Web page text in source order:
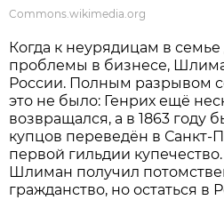
Commons.wikimedia.org
Когда к неурядицам в
проблемы в бизнесе,
России. Полным разрывом
это не было: Генрих ещё
возвращался, а в 1863 году
купцов переведён в Санкт-
первой гильдии
Шлиман получил
гражданство, но остаться в